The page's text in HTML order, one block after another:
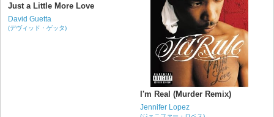
Just a Little More Love
David Guetta
(デヴィッド・ゲッタ)
I'm Real (Murder Remix)
Jennifer Lopez